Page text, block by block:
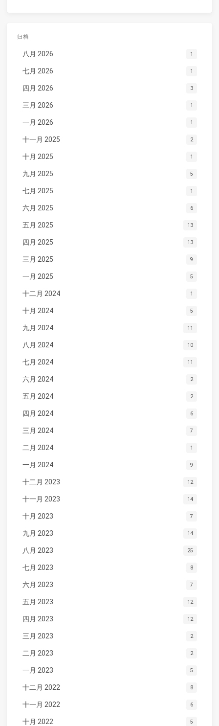
归档
八月 2026 1
七月 2026 1
四月 2026 3
三月 2026 1
一月 2026 1
十一月 2025 2
十月 2025 1
九月 2025 5
七月 2025 1
六月 2025 6
五月 2025 13
四月 2025 13
三月 2025 9
一月 2025 5
十二月 2024 1
十月 2024 5
九月 2024 11
八月 2024 10
七月 2024 11
六月 2024 2
五月 2024 2
四月 2024 6
三月 2024 7
二月 2024 1
一月 2024 9
十二月 2023 12
十一月 2023 14
十月 2023 7
九月 2023 14
八月 2023 25
七月 2023 8
六月 2023 7
五月 2023 12
四月 2023 12
三月 2023 2
二月 2023 2
一月 2023 5
十二月 2022 8
十一月 2022 6
十月 2022 5